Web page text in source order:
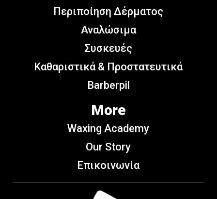
Περιποίηση Δέρματος
Αναλώσιμα
Συσκευές
Καθαριστικά & Προστατευτικά
Barberpil
More
Waxing Academy
Our Story
Επικοινωνία